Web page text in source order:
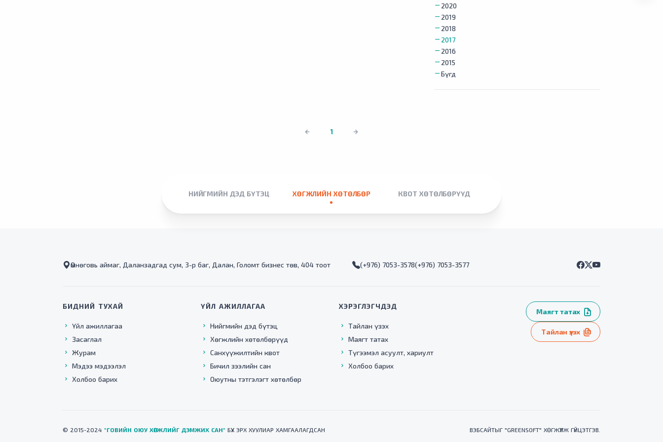
2020
2019
2018
2017
2016
2015
Бүгд
1
НИЙГМИЙН ДЭД БҮТЭЦ ХӨГЖЛИЙН ХӨТӨЛБӨР КВОТ ХӨТӨЛБӨРҮҮД
Өмнөговь аймаг, Даланзадгад сум, 3-р баг, Далан, Голомт бизнес төв, 404 тоот (+976) 7053-3578(+976) 7053-3577
БИДНИЙ ТУХАЙ
Үйл ажиллагаа
Засаглал
Журам
Мэдээ мэдээлэл
Холбоо барих
ҮЙЛ АЖИЛЛАГАА
Нийгмийн дэд бүтэц
Хөгжлийн хөтөлбөрүүд
Санхүүжилтийн квот
Бичил зээлийн сан
Оюутны тэтгэлэгт хөтөлбөр
ХЭРЭГЛЭГЧДЭД
Тайлан үзэх
Маягт татах
Түгээмэл асуулт, хариулт
Холбоо барих
Маягт татах
Тайлан үзэх
© 2015-2024 "ГОВИЙН ОЮУ ХӨГЖЛИЙГ ДЭМЖИХ САН" БҮХ ЭРХ ХУУЛИАР ХАМГААЛАГДСАН ВЭБСАЙТЫГ "GREENSOFT" ХӨГЖҮҮЛЖ ГҮЙЦЭТГЭВ.